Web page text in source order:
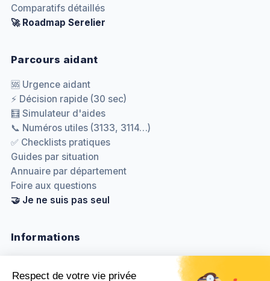
Comparatifs détaillés
🚀 Roadmap Serelier
Parcours aidant
🆘 Urgence aidant
⚡ Décision rapide (30 sec)
🧮 Simulateur d'aides
📞 Numéros utiles (3133, 3114…)
✅ Checklists pratiques
Guides par situation
Annuaire par département
Foire aux questions
🤝 Je ne suis pas seul
Informations
Méthodologie & sources